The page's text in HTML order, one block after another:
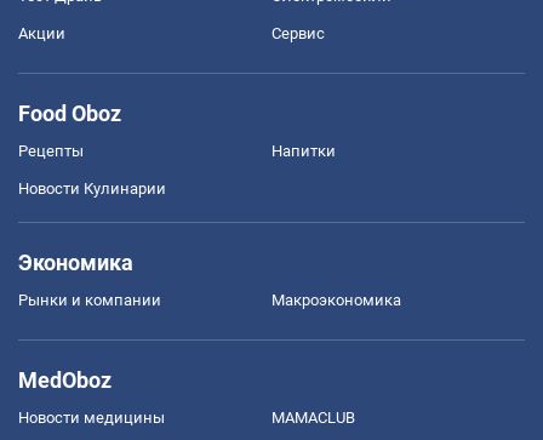
Акции Сервис
Food Oboz
Рецепты Напитки
Новости Кулинарии
Экономика
Рынки и компании Mакроэкономика
MedOboz
Новости медицины MAMACLUB